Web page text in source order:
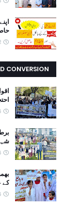
CONVERSION
کے